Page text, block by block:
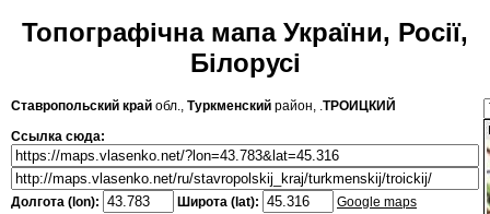
Топографічна мапа України, Росії,
Білорусі
Ставропольский край обл., Туркменский район, .ТРОИЦКИЙ
Ссылка сюда:
Долгота (lon): Широта (lat): Google maps